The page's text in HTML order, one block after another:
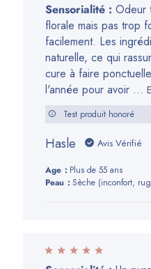
Sensorialité : Odeur
florale mais pas trop
facilement. Les
naturelle, ce qui
cure à faire
l'année pour avoir ...
Test produit honoré
Hasle Avis Vérifié
Age:
Plus de 55 ans
Peau:
Sèche (inconfort,